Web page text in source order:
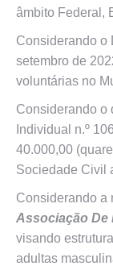
âmbito Federal,
Considerando o
setembro de
voluntárias no
Considerando o
Individual n.º
40.000,00
Sociedade Civil
Considerando a
Associação De
visando
adultas